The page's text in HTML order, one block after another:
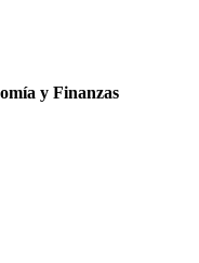
y Finanzas